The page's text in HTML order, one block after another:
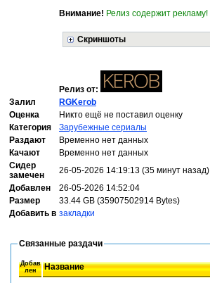
Внимание! Релиз содержит рекламу!
Скриншоты
Релиз от:
Залил
RGKerob
Оценка
Никто ещё не поставил оценку
Категория
Зарубежные сериалы
Раздают
Временно нет данных
Качают
Временно нет данных
Сидер
замечен
26-05-2026 14:19:13 (35 минут назад)
Добавлен
26-05-2026 14:52:04
Размер
33.44 GB (35907502914 Bytes)
Добавить в закладки
Связанные раздачи
Добав
лен
Название